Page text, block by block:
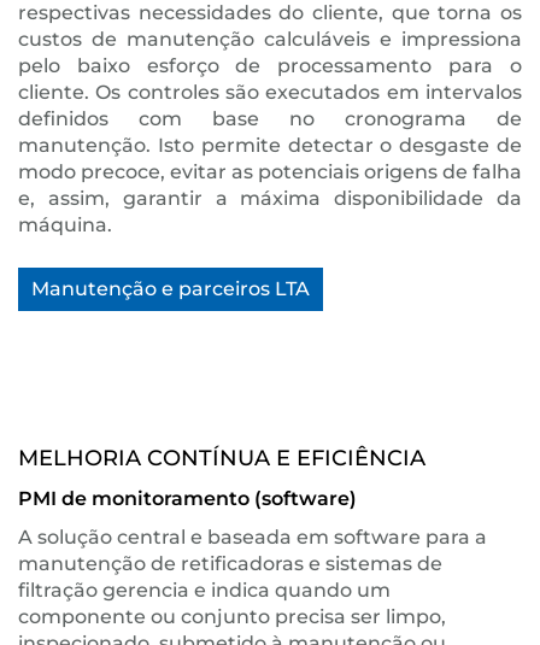
respectivas necessidades do cliente, que torna os
custos de manutenção calculáveis e impressiona
pelo baixo esforço de processamento para o
cliente. Os controles são executados em intervalos
definidos com base no cronograma de
manutenção. Isto permite detectar o desgaste de
modo precoce, evitar as potenciais origens de falha
e, assim, garantir a máxima disponibilidade da
máquina.
Manutenção e parceiros LTA
MELHORIA CONTÍNUA E EFICIÊNCIA
PMI de monitoramento (software)
A solução central e baseada em software para a
manutenção de retificadoras e sistemas de
filtração gerencia e indica quando um
componente ou conjunto precisa ser limpo,